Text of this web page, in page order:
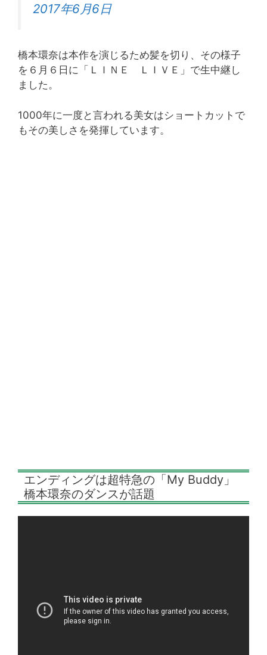
2017年6月6日
橋本環奈は本作を演じるため髪を切り、その様子
を６月６日に「ＬＩＮＥ ＬＩＶＥ」で生中継し
ました。
1000年に一度と言われる美女はショートカットで
もその美しさを発揮しています。
エンディングは超特急の「My Buddy」
橋本環奈のダンスが話題